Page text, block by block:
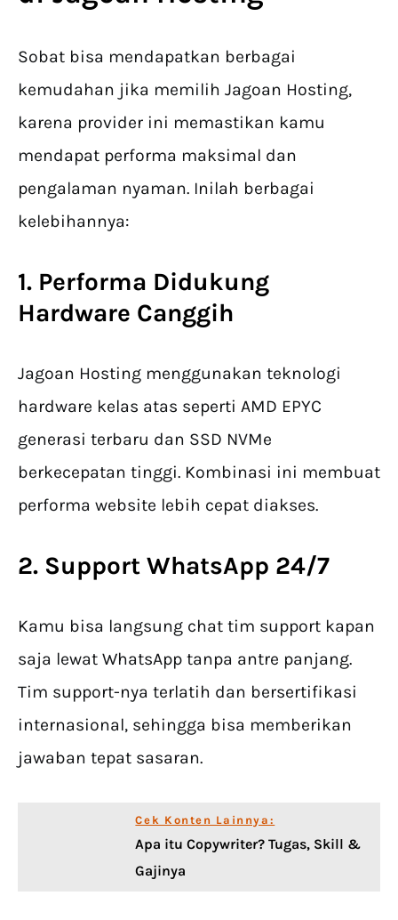
Sobat bisa mendapatkan berbagai
kemudahan jika memilih Jagoan Hosting,
karena provider ini memastikan kamu
mendapat performa maksimal dan
pengalaman nyaman. Inilah berbagai
kelebihannya:
1. Performa Didukung
Hardware Canggih
Jagoan Hosting menggunakan teknologi
hardware kelas atas seperti AMD EPYC
generasi terbaru dan SSD NVMe
berkecepatan tinggi. Kombinasi ini membuat
performa website lebih cepat diakses.
2. Support WhatsApp 24/7
Kamu bisa langsung chat tim support kapan
saja lewat WhatsApp tanpa antre panjang.
Tim support-nya terlatih dan bersertifikasi
internasional, sehingga bisa memberikan
jawaban tepat sasaran.
Cek Konten Lainnya:
Apa itu Copywriter? Tugas, Skill &
Gajinya